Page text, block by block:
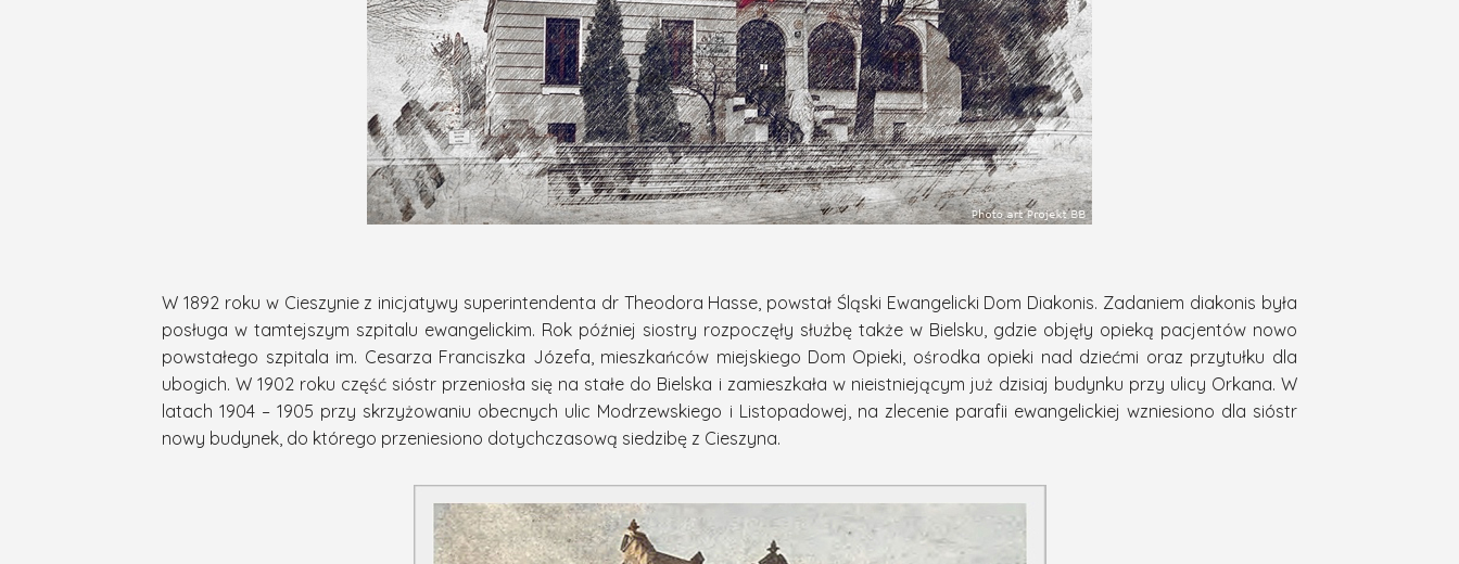
W 1892 roku w Cieszynie z inicjatywy superintendenta dr Theodora Hasse, powstał Śląski Ewangelicki Dom Diakonis. Zadaniem diakonis była
posługa w tamtejszym szpitalu ewangelickim. Rok później siostry rozpoczęły służbę także w Bielsku, gdzie objęły opieką pacjentów nowo
powstałego szpitala im. Cesarza Franciszka Józefa, mieszkańców miejskiego Dom Opieki, ośrodka opieki nad dziećmi oraz przytułku dla
ubogich. W 1902 roku część sióstr przeniosła się na stałe do Bielska i zamieszkała w nieistniejącym już dzisiaj budynku przy ulicy Orkana. W
latach 1904 – 1905 przy skrzyżowaniu obecnych ulic Modrzewskiego i Listopadowej, na zlecenie parafii ewangelickiej wzniesiono dla sióstr
nowy budynek, do którego przeniesiono dotychczasową siedzibę z Cieszyna.